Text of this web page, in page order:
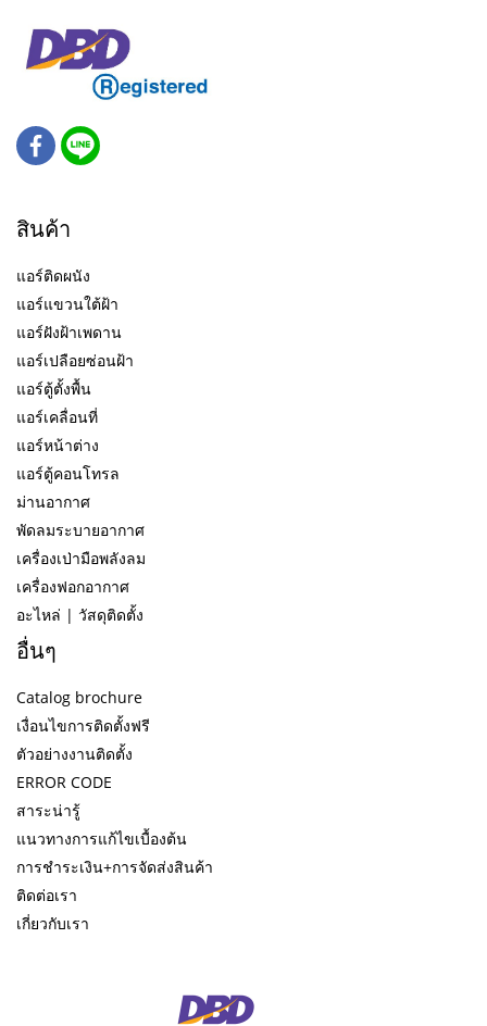
สินค้า
แอร์ติดผนัง
แอร์แขวนใต้ฝ้า
แอร์ฝังฝ้าเพดาน
แอร์เปลือยซ่อนฝ้า
แอร์ตู้ตั้งพื้น
แอร์เคลื่อนที่
แอร์หน้าต่าง
แอร์ตู้คอนโทรล
ม่านอากาศ
พัดลมระบายอากาศ
เครื่องเป่ามือพลังลม
เครื่องฟอกอากาศ
อะไหล่ | วัสดุติดตั้ง
อื่นๆ
Catalog brochure
เงื่อนไขการติดตั้งฟรี
ตัวอย่างงานติดตั้ง
ERROR CODE
สาระน่ารู้
แนวทางการแก้ไขเบื้องต้น
การชำระเงิน+การจัดส่งสินค้า
ติดต่อเรา
เกี่ยวกับเรา